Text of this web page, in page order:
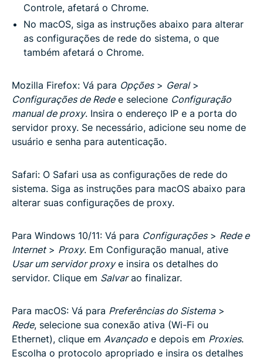
Controle, afetará o Chrome.
No macOS, siga as instruções abaixo para alterar
as configurações de rede do sistema, o que
também afetará o Chrome.
Mozilla Firefox: Vá para Opções> Geral>
Configurações de Redee selecione Configuração
manual de proxy. Insira o endereço IP e a porta do
servidor proxy. Se necessário, adicione seu nome de
usuário e senha para autenticação.
Safari: O Safari usa as configurações de rede do
sistema. Siga as instruções para macOS abaixo para
alterar suas configurações de proxy.
Para Windows 10/11: Vá para Configurações> Rede e
Internet> Proxy. Em Configuração manual, ative
Usar um servidor proxye insira os detalhes do
servidor. Clique em Salvarao finalizar.
Para macOS: Vá para Preferências do Sistema>
Rede, selecione sua conexão ativa (Wi-Fi ou
Ethernet), clique em Avançado e depois em Proxies.
Escolha o protocolo apropriado e insira os detalhes